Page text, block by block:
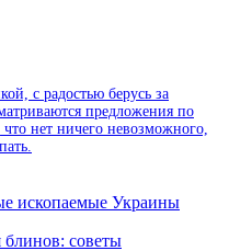
с радостью берусь за
предложения по
нет ничего невозможного,
ископаемые Украины
советы